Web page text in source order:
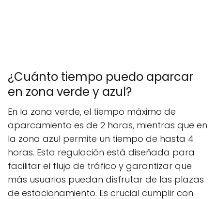
¿Cuánto tiempo puedo aparcar
en zona verde y azul?
En la zona verde, el tiempo máximo de
aparcamiento es de 2 horas, mientras que en
la zona azul permite un tiempo de hasta 4
horas. Esta regulación está diseñada para
facilitar el flujo de tráfico y garantizar que
más usuarios puedan disfrutar de las plazas
de estacionamiento. Es crucial cumplir con